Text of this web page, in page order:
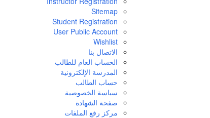
Sitemap
Student Registration
User Public Account
Wishlist
الاتصال بنا
الحساب العام للطالب
المدرسة الإلكترونية
حساب الطالب
سياسة الخصوصية
صفحة الشهادة
مركز رفع الملفات